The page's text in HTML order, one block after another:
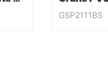
GSP2111BS